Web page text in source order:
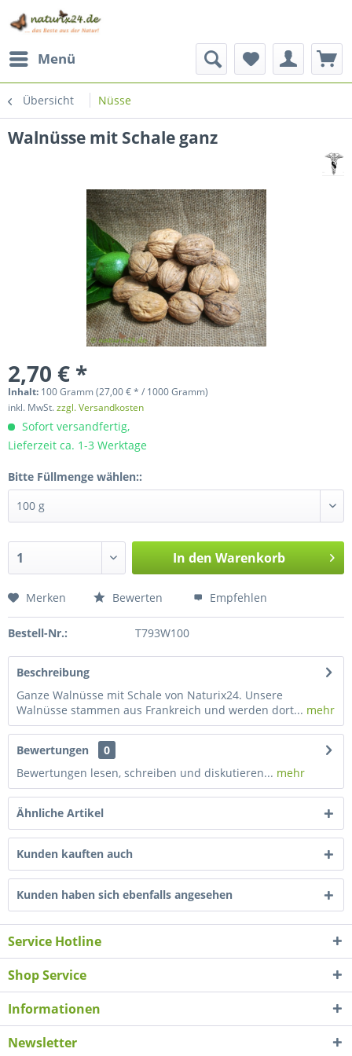
Menü
Übersicht Nüsse
Walnüsse mit Schale ganz
2,70 € *
Inhalt: 100 Gramm (27,00 € * / 1000 Gramm)
inkl. MwSt.zzgl. Versandkosten
Sofort versandfertig,
Lieferzeit ca. 1-3 Werktage
Bitte Füllmenge wählen::
In den Warenkorb
Merken Bewerten Empfehlen
Bestell-Nr.: T793W100
Beschreibung
Ganze Walnüsse mit Schale von Naturix24. Unsere
Walnüsse stammen aus Frankreich und werden dort... mehr
Bewertungen
0
Bewertungen lesen, schreiben und diskutieren... mehr
Ähnliche Artikel
Kunden kauften auch
Kunden haben sich ebenfalls angesehen
Service Hotline
Shop Service
Informationen
Newsletter